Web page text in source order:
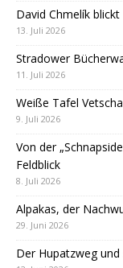
David Chmelík
13. Juli 2026
Stradower
11. Juli 2026
Weiße Tafel
9. Juli 2026
Von der
Feldblick
8. Juli 2026
Alpakas, der
29. Juni 2026
Der Hupatzweg